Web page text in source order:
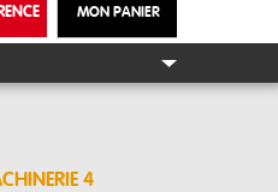
MON PANIER
+
4